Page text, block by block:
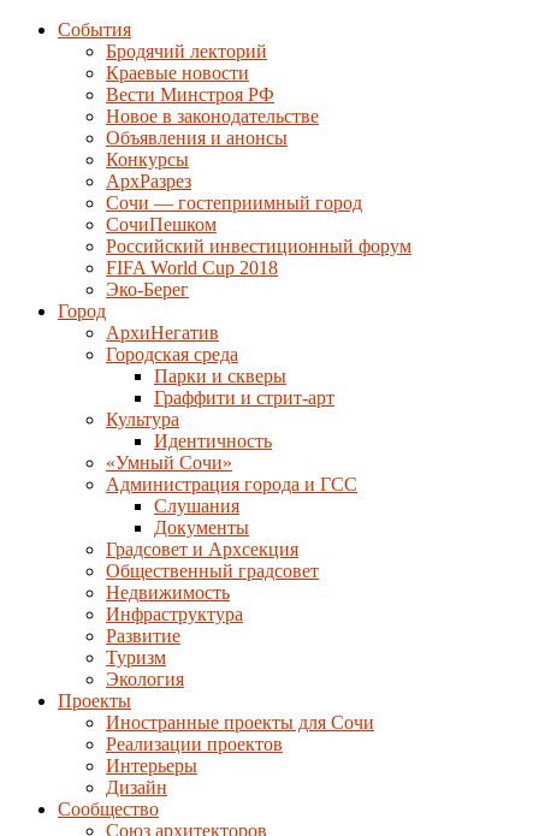
События
Бродячий лекторий
Краевые новости
Вести Минстроя РФ
Новое в законодательстве
Объявления и анонсы
Конкурсы
АрхРазрез
Сочи — гостеприимный город
СочиПешком
Российский инвестиционный форум
FIFA World Cup 2018
Эко-Берег
Город
АрхиНегатив
Городская среда
Парки и скверы
Граффити и стрит-арт
Культура
Идентичность
«Умный Сочи»
Администрация города и ГСС
Слушания
Документы
Градсовет и Архсекция
Общественный градсовет
Недвижимость
Инфраструктура
Развитие
Туризм
Экология
Проекты
Иностранные проекты для Сочи
Реализации проектов
Интерьеры
Дизайн
Сообщество
Союз архитекторов